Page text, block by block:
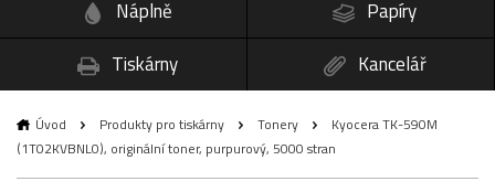
Náplně
Papíry
Tiskárny
Kancelář
Úvod Produkty pro tiskárny Tonery
Kyocera TK-590M
(1T02KVBNL0), originální toner, purpurový, 5000 stran